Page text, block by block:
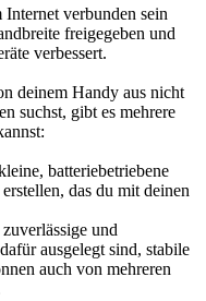
verbunden sein
freigegeben und
verbessert.
deinem Handy aus nicht
suchst, gibt es mehrere
batteriebetriebene
das du mit deinen
und
ausgelegt sind, stabile
auch von mehreren